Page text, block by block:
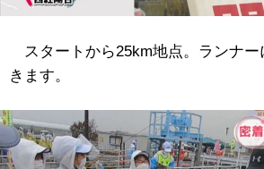
スタートから25km地点。ランナー
きます。